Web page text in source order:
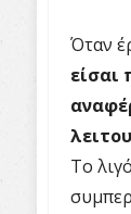
Όταν
είσαι
Το